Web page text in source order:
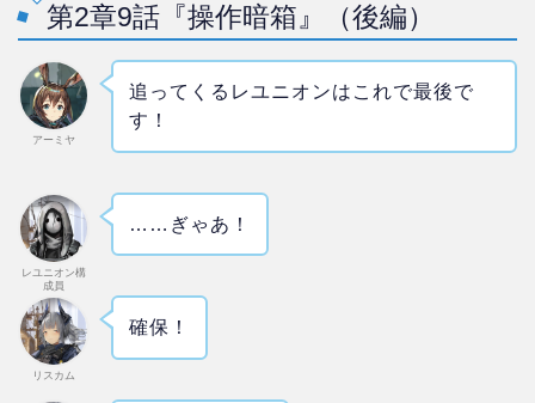
第2章9話『操作暗箱』（後編）
アーミヤ
追ってくるレユニオンはこれで最後で
す！
レユニオン構
成員
……ぎゃあ！
リスカム
確保！